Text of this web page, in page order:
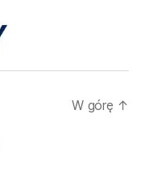
W górę ↑